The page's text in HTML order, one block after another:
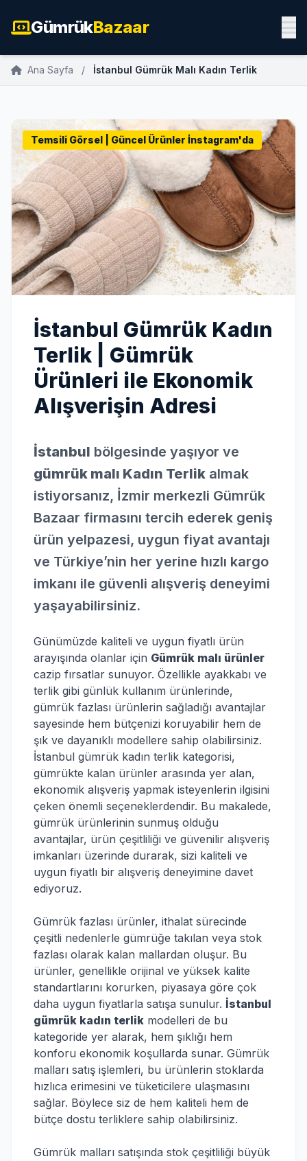
GümrükBazaar
Ana Sayfa / İstanbul Gümrük Malı Kadın Terlik
Temsili Görsel | Güncel Ürünler İnstagram'da
İstanbul Gümrük Kadın
Terlik | Gümrük
Ürünleri ile Ekonomik
Alışverişin Adresi
İstanbul bölgesinde yaşıyor ve
gümrük malı Kadın Terlik almak
istiyorsanız, İzmir merkezli Gümrük
Bazaar firmasını tercih ederek geniş
ürün yelpazesi, uygun fiyat avantajı
ve Türkiye’nin her yerine hızlı kargo
imkanı ile güvenli alışveriş deneyimi
yaşayabilirsiniz.
Günümüzde kaliteli ve uygun fiyatlı ürün
arayışında olanlar için Gümrük malı ürünler
cazip fırsatlar sunuyor. Özellikle ayakkabı ve
terlik gibi günlük kullanım ürünlerinde,
gümrük fazlası ürünlerin sağladığı avantajlar
sayesinde hem bütçenizi koruyabilir hem de
şık ve dayanıklı modellere sahip olabilirsiniz.
İstanbul gümrük kadın terlik kategorisi,
gümrükte kalan ürünler arasında yer alan,
ekonomik alışveriş yapmak isteyenlerin ilgisini
çeken önemli seçeneklerdendir. Bu makalede,
gümrük ürünlerinin sunmuş olduğu
avantajlar, ürün çeşitliliği ve güvenilir alışveriş
imkanları üzerinde durarak, sizi kaliteli ve
uygun fiyatlı bir alışveriş deneyimine davet
ediyoruz.
Gümrük fazlası ürünler, ithalat sürecinde
çeşitli nedenlerle gümrüğe takılan veya stok
fazlası olarak kalan mallardan oluşur. Bu
ürünler, genellikle orijinal ve yüksek kalite
standartlarını korurken, piyasaya göre çok
daha uygun fiyatlarla satışa sunulur. İstanbul
gümrük kadın terlik modelleri de bu
kategoride yer alarak, hem şıklığı hem
konforu ekonomik koşullarda sunar. Gümrük
malları satış işlemleri, bu ürünlerin stoklarda
hızlıca erimesini ve tüketicilere ulaşmasını
sağlar. Böylece siz de hem kaliteli hem de
bütçe dostu terliklere sahip olabilirsiniz.
Gümrük malları satışında stok çeşitliliği büyük